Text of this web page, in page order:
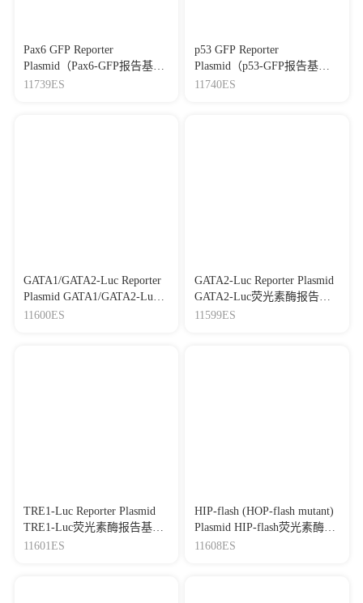
Pax6 GFP Reporter
Plasmid（Pax6-GFP报告基因
质粒）
11739ES
p53 GFP Reporter
Plasmid（p53-GFP报告基因
质粒）
11740ES
GATA1/GATA2-Luc Reporter
Plasmid GATA1/GATA2-Luc
荧光素酶报告基因质粒
11600ES
GATA2-Luc Reporter Plasmid
GATA2-Luc荧光素酶报告基
因质粒
11599ES
TRE1-Luc Reporter Plasmid
TRE1-Luc荧光素酶报告基因
质粒
11601ES
HIP-flash (HOP-flash mutant)
Plasmid HIP-flash荧光素酶基
因质粒
11608ES